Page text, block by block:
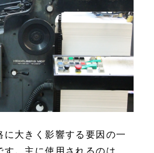
に大きく影響する要因の一